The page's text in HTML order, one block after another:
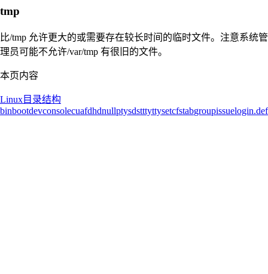
tmp
比/tmp 允许更大的或需要存在较长时间的临时文件。注意系统管
理员可能不允许/var/tmp 有很旧的文件。
本页内容
Linux目录结构
binbootdevconsolecuafdhdnullptysdstttyttysetcfstabgroupissue